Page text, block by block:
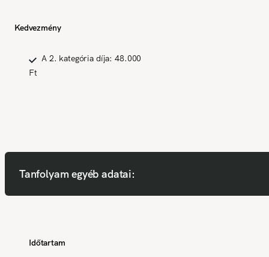
Kedvezmény
A 2. kategória díja: 48.000
Ft
Tanfolyam egyéb adatai:
Időtartam